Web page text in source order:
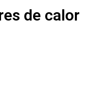
de calor